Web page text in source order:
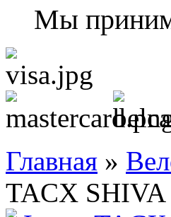
Мы
Главная »
TACX SHIVA